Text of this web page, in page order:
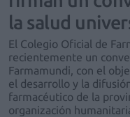
la salud
El Colegio Oficial de
recientemente un
Farmamundi, con el
el desarrollo y la
farmacéutico de la
organización